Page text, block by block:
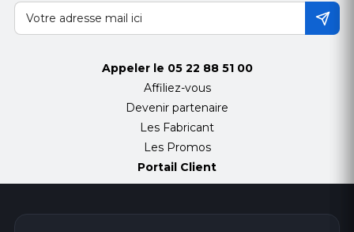
Appeler le 05 22 88 51 00
Affiliez-vous
Devenir partenaire
Les Fabricant
Les Promos
Portail Client